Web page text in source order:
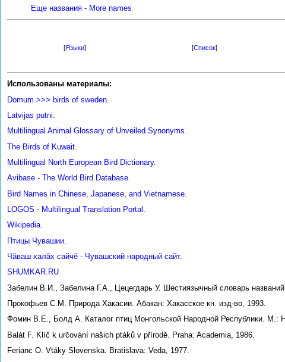
Еще названия - More names
[Языки] [Список]
Использованы материалы:
Domum >>> birds of sweden
Latvijas putni.
Multilingual Animal Glossary of Unveiled Synonyms.
The Birds of Kuwait.
Multilingual North European Bird Dictionary.
Avibase - The World Bird Database.
Bird Names in Chinese, Japanese, and Vietnamese.
LOGOS - Multilingual Translation Portal.
Wikipedia.
Птицы Чувашии.
Чăваш халăх сайчĕ - Чувашский народный сайт.
SHUMKAR.RU
Забелин В.И., Забелина Г.А., Цецегдарь У. Шестиязычный словарь
Прокофьев С.М. Природа Хакасии. Абакан: Хакасское кн. изд-во, 1993.
Фомин В.Е., Болд А. Каталог птиц Монгольской Народной Республики. М.:
Balát F. Klíč k určování našich ptáků v přírodě. Praha: Academia, 1986.
Ferianc O. Vtáky Slovenska. Bratislava: Veda, 1977.